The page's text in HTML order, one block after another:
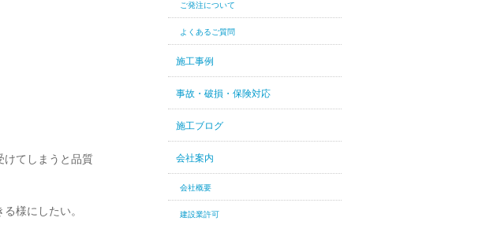
けてしまうと品質
様にしたい。
ご発注について
よくあるご質問
施工事例
事故・破損・保険対応
施工ブログ
会社案内
会社概要
建設業許可